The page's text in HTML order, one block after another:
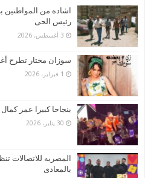
اشاده من المواطنين
رئيس الحى
3 أغسطس، 2026
سوزان مختار تطرح
1 فبراير، 2026
بنجاحا كبيرا عمر
30 يناير، 2026
المصريه للاتصالات
بالمعادى